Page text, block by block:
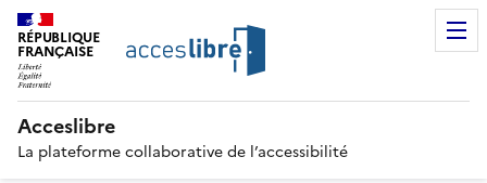
RÉPUBLIQUE
FRANÇAISE
Acceslibre
La plateforme collaborative de l’accessibilité